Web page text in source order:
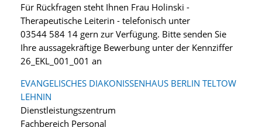
Für Rückfragen steht Ihnen Frau Holinski -
Therapeutische Leiterin - telefonisch unter
03544 584 14 gern zur Verfügung. Bitte senden Sie
Ihre aussagekräftige Bewerbung unter der Kennziffer
26_EKL_001_001 an
EVANGELISCHES DIAKONISSENHAUS BERLIN TELTOW
LEHNIN
Dienstleistungszentrum
Fachbereich Personal